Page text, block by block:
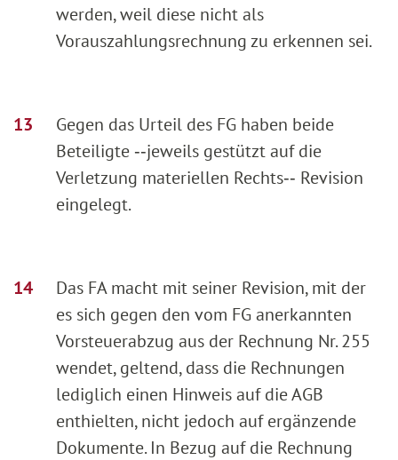
werden, weil diese nicht als
Vorauszahlungsrechnung zu erkennen sei.
Gegen das Urteil des FG haben beide
Beteiligte ‑‑jeweils gestützt auf die
Verletzung materiellen Rechts‑‑ Revision
eingelegt.
Das FA macht mit seiner Revision, mit der
es sich gegen den vom FG anerkannten
Vorsteuerabzug aus der Rechnung Nr. 255
wendet, geltend, dass die Rechnungen
lediglich einen Hinweis auf die AGB
enthielten, nicht jedoch auf ergänzende
Dokumente. In Bezug auf die Rechnung